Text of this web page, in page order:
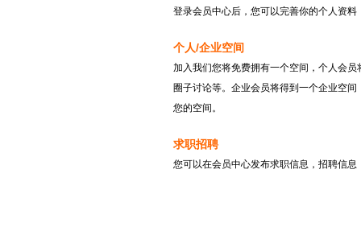
登录会员中心后，您可以完善你的个人资
个人/企业空间
加入我们您将免费拥有一个空间，个人会
圈子讨论等。企业会员将得到一个企业空
您的空间。
求职招聘
您可以在会员中心发布求职信息，招聘信